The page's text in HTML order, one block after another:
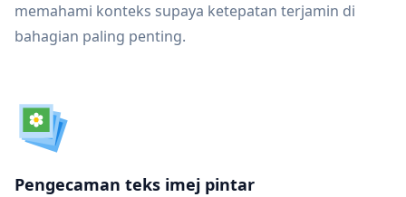
memahami konteks supaya ketepatan terjamin di
bahagian paling penting.
Pengecaman teks imej pintar